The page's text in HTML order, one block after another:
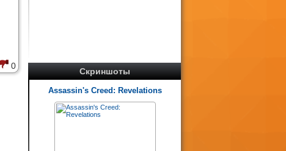
Скриншоты
Assassin's Creed: Revelations
0